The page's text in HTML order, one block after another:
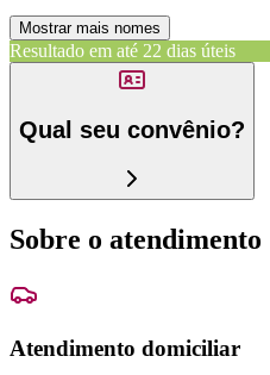
Mostrar mais nomes
Resultado em até 22 dias úteis
Qual seu convênio?
Sobre o atendimento
Atendimento domiciliar